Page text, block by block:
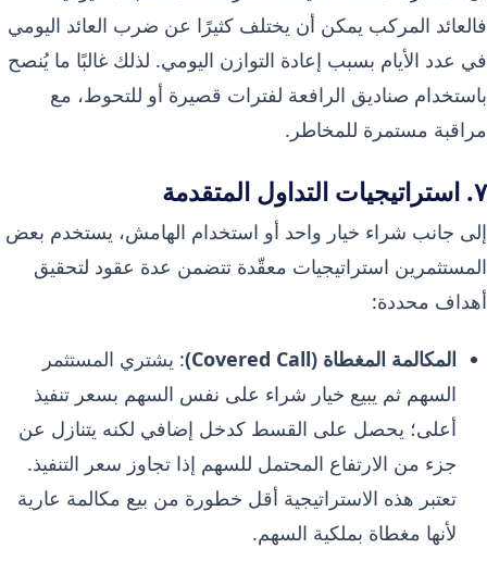
فالعائد المركب يمكن أن يختلف كثيرًا عن ضرب العائد اليومي
في عدد الأيام بسبب إعادة التوازن اليومي. لذلك غالبًا ما يُنصح
باستخدام صناديق الرافعة لفترات قصيرة أو للتحوط، مع
مراقبة مستمرة للمخاطر.
٧. استراتيجيات التداول المتقدمة
إلى جانب شراء خيار واحد أو استخدام الهامش، يستخدم بعض
المستثمرين استراتيجيات معقّدة تتضمن عدة عقود لتحقيق
أهداف محددة:
المكالمة المغطاة (Covered Call)
: يشتري المستثمر
السهم ثم يبيع خيار شراء على نفس السهم بسعر تنفيذ
أعلى؛ يحصل على القسط كدخل إضافي لكنه يتنازل عن
جزء من الارتفاع المحتمل للسهم إذا تجاوز سعر التنفيذ.
تعتبر هذه الاستراتيجية أقل خطورة من بيع مكالمة عارية
لأنها مغطاة بملكية السهم.